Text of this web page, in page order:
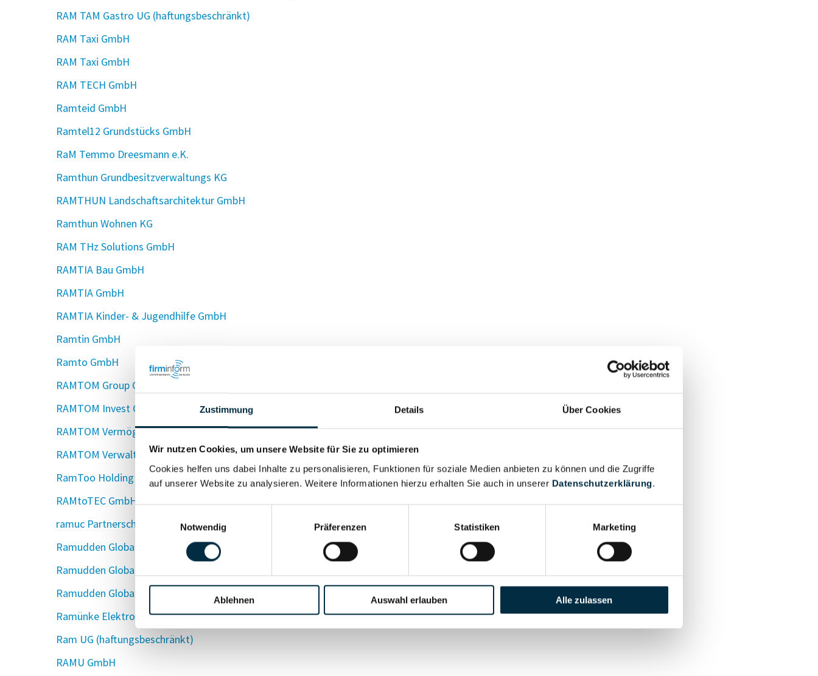
Zustimmung Details Über Cookies
Wir nutzen Cookies, um unsere Website für Sie zu optimieren
Cookies helfen uns dabei Inhalte zu personalisieren, Funktionen für soziale Medien anbieten zu können und die Zugriffe
auf unserer Website zu analysieren. Weitere Informationen hierzu erhalten Sie auch in unserer Datenschutzerklärung.
Notwendig
Präferenzen Statistiken Marketing
Ablehnen Auswahl erlauben Alle zulassen
RAM TAM Gastro UG (haftungsbeschränkt)
RAM Taxi GmbH
RAM Taxi GmbH
RAM TECH GmbH
Ramteid GmbH
Ramtel12 Grundstücks GmbH
RaM Temmo Dreesmann e.K.
Ramthun Grundbesitzverwaltungs KG
RAMTHUN Landschaftsarchitektur GmbH
Ramthun Wohnen KG
RAM THz Solutions GmbH
RAMTIA Bau GmbH
RAMTIA GmbH
RAMTIA Kinder- & Jugendhilfe GmbH
Ramtin GmbH
Ramto GmbH
RAMTOM Group GmbH & Co. KG
RAMTOM Invest GmbH
RAMTOM Vermögensverwaltung GmbH
RAMTOM Verwaltungs GmbH
RamToo Holding GmbH
RAMtoTEC GmbH
ramuc Partnerschaft mbB
Ramudden Global (Germany) GmbH
Ramudden Global (Group) GmbH
Ramudden Global (MidCo) GmbH
Ramünke Elektro GmbH
Ram UG (haftungsbeschränkt)
RAMU GmbH